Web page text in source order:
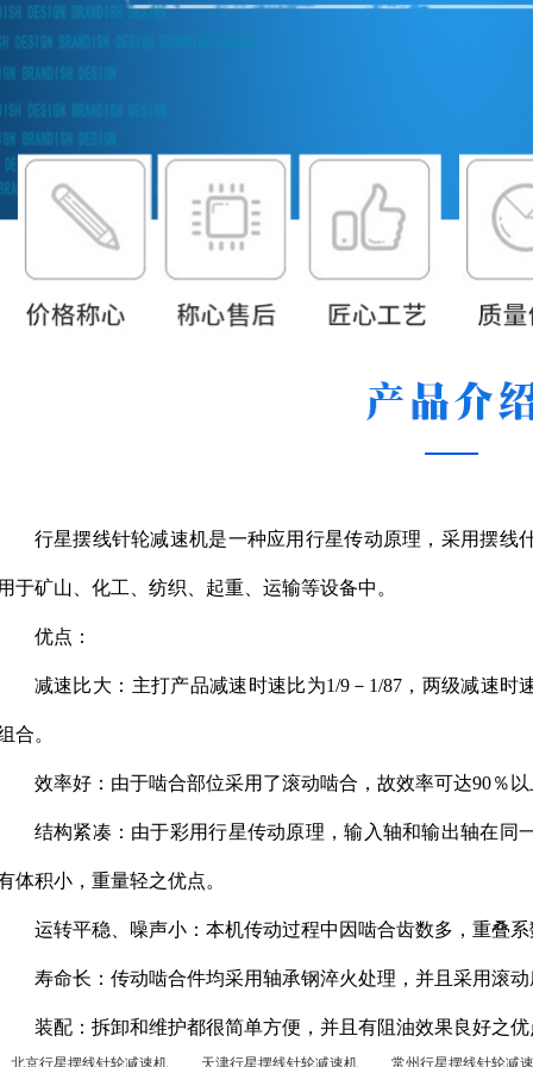
行星摆线针轮减速机是一种应用行星传动原理，采用摆线
于矿山、化工、纺织、起重、运输等设备中。
优点：
减速比大：主打产品减速时速比为1/9－1/87，两级减速时
合。
效率好：由于啮合部位采用了滚动啮合，故效率可达90％
结构紧凑：由于彩用行星传动原理，输入轴和输出轴在同
体积小，重量轻之优点。
运转平稳、噪声小：本机传动过程中因啮合齿数多，重叠
寿命长：传动啮合件均采用轴承钢淬火处理，并且采用滚
装配：拆卸和维护都很简单方便，并且有阻油效果良好之
京行星摆线针轮减速机 天津行星摆线针轮减速机 常州行星摆线针轮减